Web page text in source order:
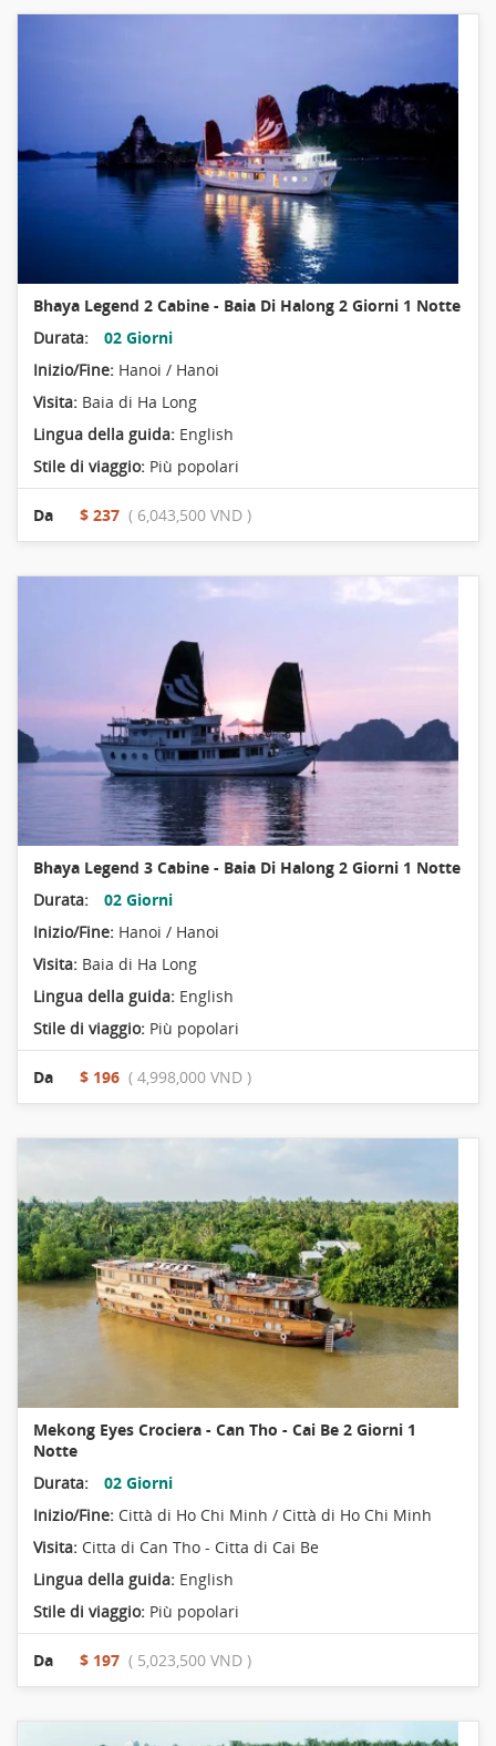
Bhaya Legend 2 Cabine - Baia Di Halong 2 Giorni 1 Notte
Durata:
02 Giorni
Inizio/Fine: Hanoi / Hanoi
Visita: Baia di Ha Long
Lingua della guida: English
Stile di viaggio: Più popolari
Da $ 237 ( 6,043,500 VND )
Bhaya Legend 3 Cabine - Baia Di Halong 2 Giorni 1 Notte
Durata:
02 Giorni
Inizio/Fine: Hanoi / Hanoi
Visita: Baia di Ha Long
Lingua della guida: English
Stile di viaggio: Più popolari
Da $ 196 ( 4,998,000 VND )
Mekong Eyes Crociera - Can Tho - Cai Be 2 Giorni 1
Notte
Durata:
02 Giorni
Inizio/Fine: Città di Ho Chi Minh / Città di Ho Chi Minh
Visita: Citta di Can Tho - Citta di Cai Be
Lingua della guida: English
Stile di viaggio: Più popolari
Da $ 197 ( 5,023,500 VND )